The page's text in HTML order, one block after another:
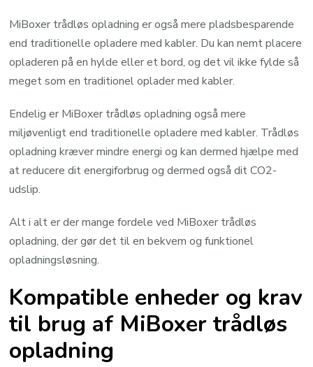
MiBoxer trådløs opladning er også mere pladsbesparende
end traditionelle opladere med kabler. Du kan nemt placere
opladeren på en hylde eller et bord, og det vil ikke fylde så
meget som en traditionel oplader med kabler.
Endelig er MiBoxer trådløs opladning også mere
miljøvenligt end traditionelle opladere med kabler. Trådløs
opladning kræver mindre energi og kan dermed hjælpe med
at reducere dit energiforbrug og dermed også dit CO2-
udslip.
Alt i alt er der mange fordele ved MiBoxer trådløs
opladning, der gør det til en bekvem og funktionel
opladningsløsning.
Kompatible enheder og krav
til brug af MiBoxer trådløs
opladning